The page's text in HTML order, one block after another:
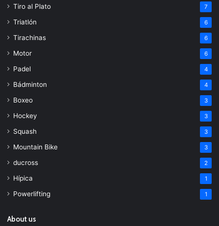
Tiro al Plato 7
Triatlón 6
Tirachinas 6
Motor 6
Padel 4
Bádminton 4
Boxeo 3
Hockey 3
Squash 3
Mountain Bike 3
ducross 2
Hípica 1
Powerlifting 1
About us